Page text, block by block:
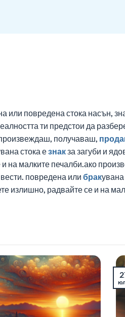
или повредена стока насън,
ти предстои да
получаваш,
стока езнакза загуби и
на малките печалби.ако
повредена или бракувана
излишно, радвайте се и на